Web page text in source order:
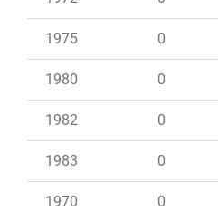
1975 0
1980 0
1982 0
1983 0
1970 0